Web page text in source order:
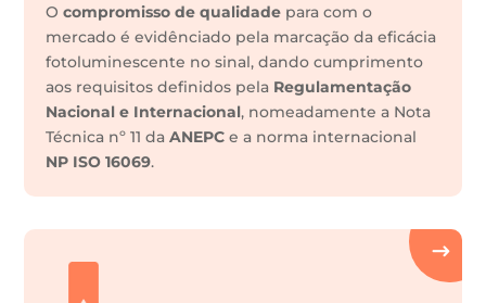
Ocompromisso de qualidade para com o
mercado é evidênciado pela marcação da eficácia
fotoluminescente no sinal, dando cumprimento
aos requisitos definidos pela Regulamentação
Nacional e Internacional, nomeadamente a Nota
Técnica nº 11 daANEPC e a norma internacional
NP ISO 16069.